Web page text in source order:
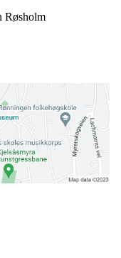
Røsholm